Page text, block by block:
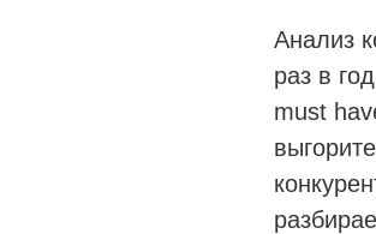
Анализ
раз в
must